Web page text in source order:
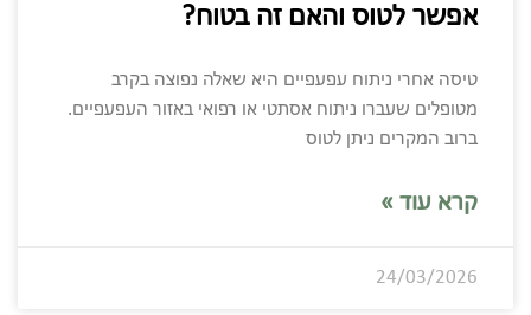
אפשר לטוס והאם זה בטוח?
טיסה אחרי ניתוח עפעפיים היא שאלה נפוצה בקרב
מטופלים שעברו ניתוח אסתטי או רפואי באזור העפעפיים.
ברוב המקרים ניתן לטוס
קרא עוד »
24/03/2026